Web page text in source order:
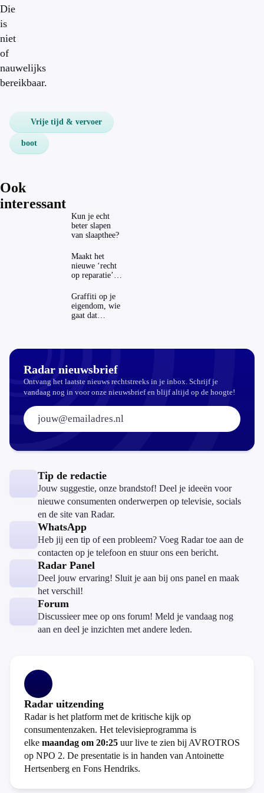
Die
is
niet
of
nauwelijks
bereikbaar.
Vrije tijd & vervoer
boot
Ook
interessant
Kun je echt
beter slapen
van slaapthee?
Maakt het
nieuwe ‘recht
op reparatie’
echt
aantrekkelijker?
Graffiti op je
eigendom, wie
gaat dat
Radar nieuwsbrief
Ontvang het laatste nieuws rechtstreeks in je inbox. Schrijf je
vandaag nog in voor onze nieuwsbrief en blijf altijd op de hoogte!
E-mailadres:
Tip de redactie
Jouw suggestie, onze brandstof! Deel je ideeën voor
nieuwe consumenten onderwerpen op televisie, socials
en de site van Radar.
WhatsApp
Heb jij een tip of een probleem? Voeg Radar toe aan de
contacten op je telefoon en stuur ons een bericht.
Radar Panel
Deel jouw ervaring! Sluit je aan bij ons panel en maak
het verschil!
Forum
Discussieer mee op ons forum! Meld je vandaag nog
aan en deel je inzichten met andere leden.
Radar uitzending
Radar is het platform met de kritische kijk op
consumentenzaken. Het televisieprogramma is
elke maandag om 20:25 uur live te zien bij AVROTROS
op NPO 2. De presentatie is in handen van Antoinette
Hertsenberg en Fons Hendriks.